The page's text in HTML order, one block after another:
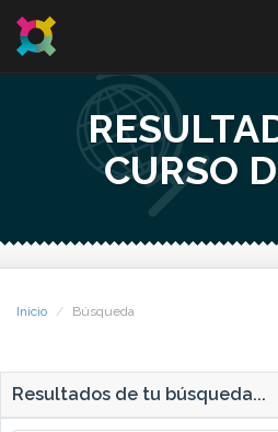
CURSO
Inicio Búsqueda
Resultados de tu búsqueda...